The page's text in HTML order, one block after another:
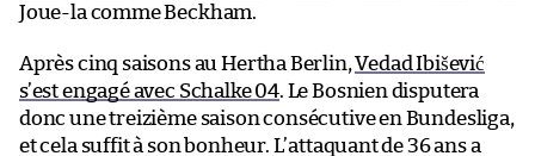
Joue-la comme Beckham.
Après cinq saisons au Hertha Berlin,Vedad Ibišević
s’est engagé avec Schalke 04. Le Bosnien disputera
donc une treizième saison consécutive en Bundesliga,
et cela suffit à son bonheur. L’attaquant de 36 ans a